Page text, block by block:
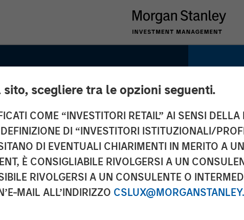
scegliere tra le opzioni seguenti.
COME “INVESTITORI RETAIL” AI SENSI
DI “INVESTITORI ISTITUZIONALI/
DI EVENTUALI CHIARIMENTI IN MERITO A
È CONSIGLIABILE RIVOLGERSI A UN
RIVOLGERSI A UN CONSULENTE O
MAIL ALL’INDIRIZZO
Alpha:
Returns in